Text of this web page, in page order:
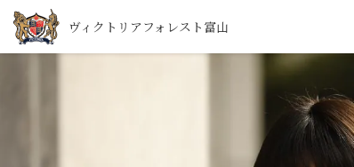
ヴィクトリアフォレスト富山